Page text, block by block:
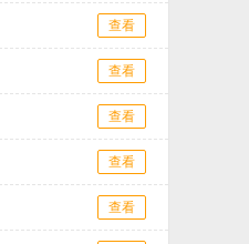
查看
查看
查看
查看
查看